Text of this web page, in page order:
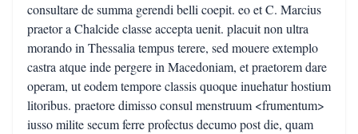
consultare de summa gerendi belli coepit. eo et C. Marcius
praetor a Chalcide classe accepta uenit. placuit non ultra
morando in Thessalia tempus terere, sed mouere extemplo
castra atque inde pergere in Macedoniam, et praetorem dare
operam, ut eodem tempore classis quoque inuehatur hostium
litoribus. praetore dimisso consul menstruum <frumentum>
iusso milite secum ferre profectus decumo post die, quam